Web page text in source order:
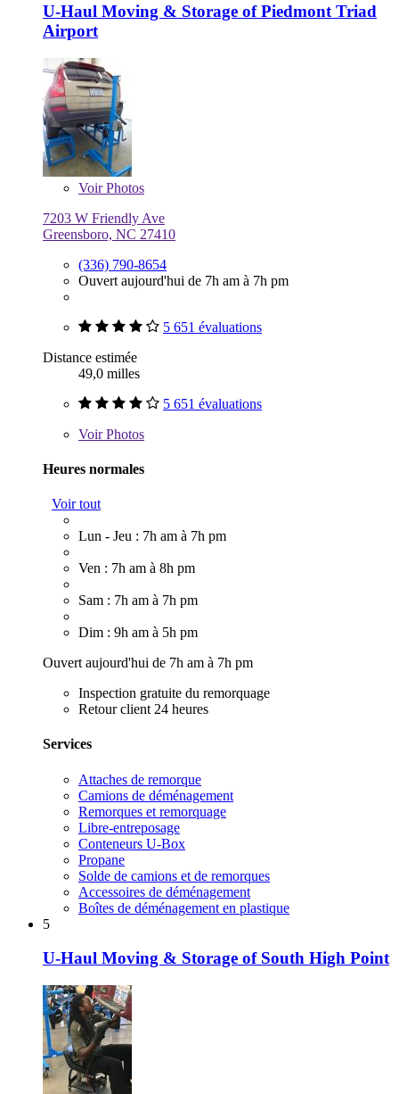
U-Haul Moving & Storage of Piedmont Triad
Airport
VoirPhotos
7203 W Friendly Ave
Greensboro, NC 27410
(336) 790-8654
Ouvert aujourd'hui de 7h am à 7h pm
5 651 évaluations
Distance estimée
49,0 milles
5 651 évaluations
VoirPhotos
Heures normales
Voir tout
Lun - Jeu : 7h am à 7h pm
Ven : 7h am à 8h pm
Sam : 7h am à 7h pm
Dim : 9h am à 5h pm
Ouvert aujourd'hui de 7h am à 7h pm
Inspection gratuite du remorquage
Retour client 24 heures
Services
Attaches de remorque
Camions de déménagement
Remorques et remorquage
Libre-entreposage
Conteneurs U-Box
Propane
Solde de camions et de remorques
Accessoires de déménagement
Boîtes de déménagement en plastique
5
U-Haul Moving & Storage of South High Point